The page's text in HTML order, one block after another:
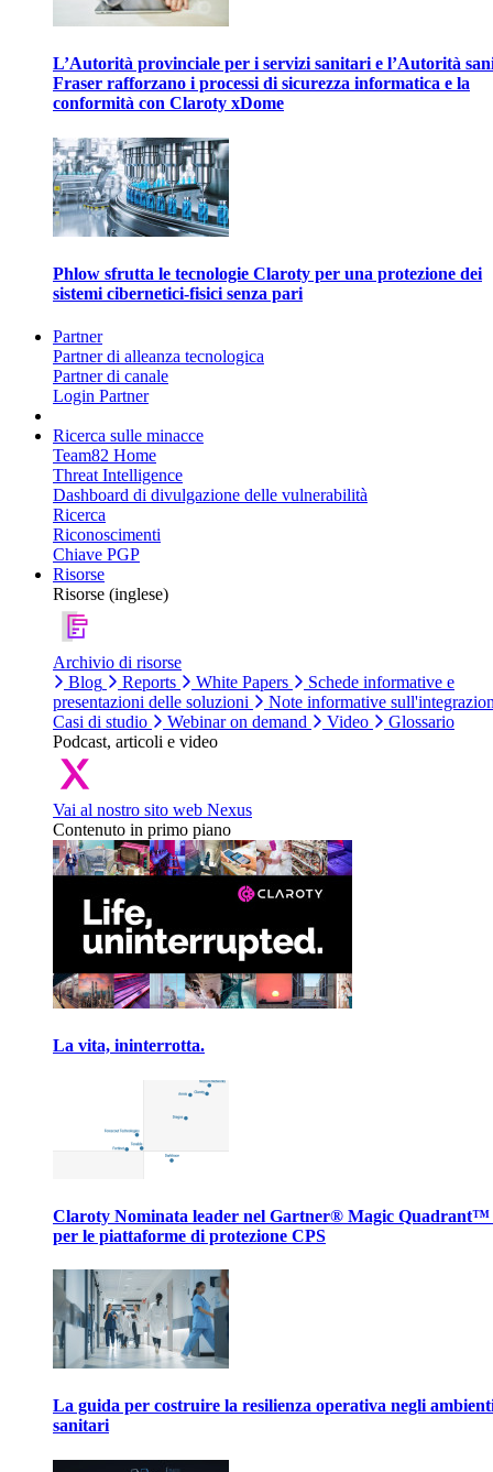
L’Autorità provinciale per i servizi sanitari e l’Autorità
Fraser rafforzano i processi di sicurezza informatica e la
conformità con Claroty xDome
Phlow sfrutta le tecnologie Claroty per una protezione dei
sistemi cibernetici-fisici senza pari
Partner
Partner di alleanza tecnologica
Partner di canale
Login Partner
Ricerca sulle minacce
Team82 Home
Threat Intelligence
Dashboard di divulgazione delle vulnerabilità
Ricerca
Riconoscimenti
Chiave PGP
Risorse
Risorse (inglese)
Archivio di risorse
Blog
Reports White Papers
Schede informative e
presentazioni delle soluzioni
Note informative
Casi di studio
Webinar on demand Video
Glossario
Podcast, articoli e video
Vai al nostro sito web Nexus
Contenuto in primo piano
La vita, ininterrotta.
Claroty Nominata leader nel Gartner® Magic Quadrant™
per le piattaforme di protezione CPS
La guida per costruire la resilienza operativa negli
sanitari